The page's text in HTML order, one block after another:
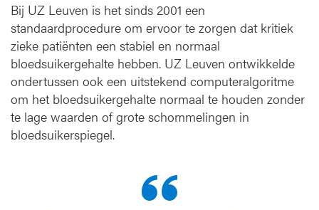
o
g
g
e
e
f
Bij UZ Leuven is het sinds 2001 een
standaardprocedure om ervoor te zorgen dat kritiek
zieke patiënten een stabiel en normaal
bloedsuikergehalte hebben. UZ Leuven ontwikkelde
ondertussen ook een uitstekend computeralgoritme
om het bloedsuikergehalte normaal te houden zonder
te lage waarden of grote schommelingen in
bloedsuikerspiegel.